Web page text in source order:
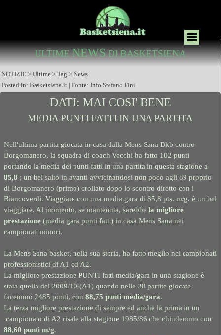
ULTIMENEWSDI BASKETSIENA
NOTIZIE > Ultime > Tag > News
Posted in: Basketsiena.it | Fonte: Info Stefano Fini
DATI: MAI COSI' BENE
MEDIA PUNTI FATTI IN UNA PARTITA
Nell'ultima partita giocata in casa dalla Mens Sana Bkb contro
Borgomanero, la squadra di coach Vecchi ha fatto 102 punti
portando la media dei punti fatti in una partita in questa stagione a
85,8 ; un bel salto in avanti avvicinandosi non poco agli 89 proprio
di Borgomanero (primo) crollato dopo lo scontro diretto con i
Biancoverdi. Viaggiare con una media gara di 85,8 pts. m/g. è un bel
viaggiare. Al momento, se mantenuta, sarebbe la migliore
prestazione (media gara punti fatti) in casa Mens Sana nei
campionati minori.
La Mens Sana basket, nella sua storia, ha fatto meglio nei campionati
professionistici di A1 ed A2.
La migliore prestazione PUNTI fatti media/gara in una stagione è
stata quella del 2009/10 (A1) quando nelle 28 partite giocate
facemmo 2485 punti, con 88,75 punti media/gara.
La terza migliore prestazione di sempre ed anche la prima in un
campionato di A2 risale alla stagione 1985/86 che chiudemmo con
88,60 punti m/g.